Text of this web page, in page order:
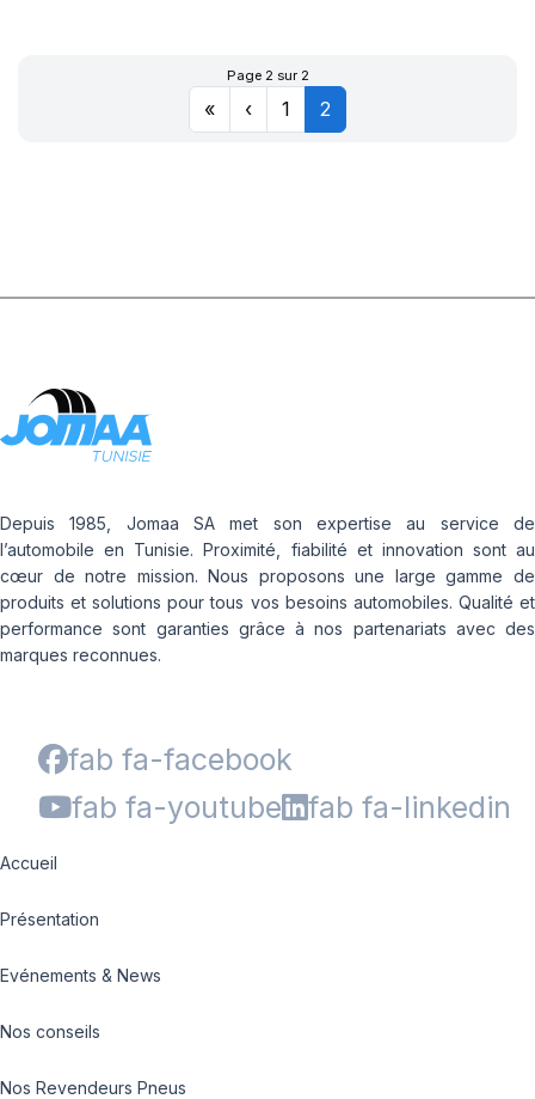
Page 2 sur 2
« ‹ 1 2
Depuis 1985, Jomaa SA met son expertise au service de
l’automobile en Tunisie. Proximité, fiabilité et innovation sont au
cœur de notre mission. Nous proposons une large gamme de
produits et solutions pour tous vos besoins automobiles. Qualité et
performance sont garanties grâce à nos partenariats avec des
marques reconnues.
fab fa-facebook
fab fa-youtube
fab fa-linkedin
Accueil
Présentation
Evénements & News
Nos conseils
Nos Revendeurs Pneus